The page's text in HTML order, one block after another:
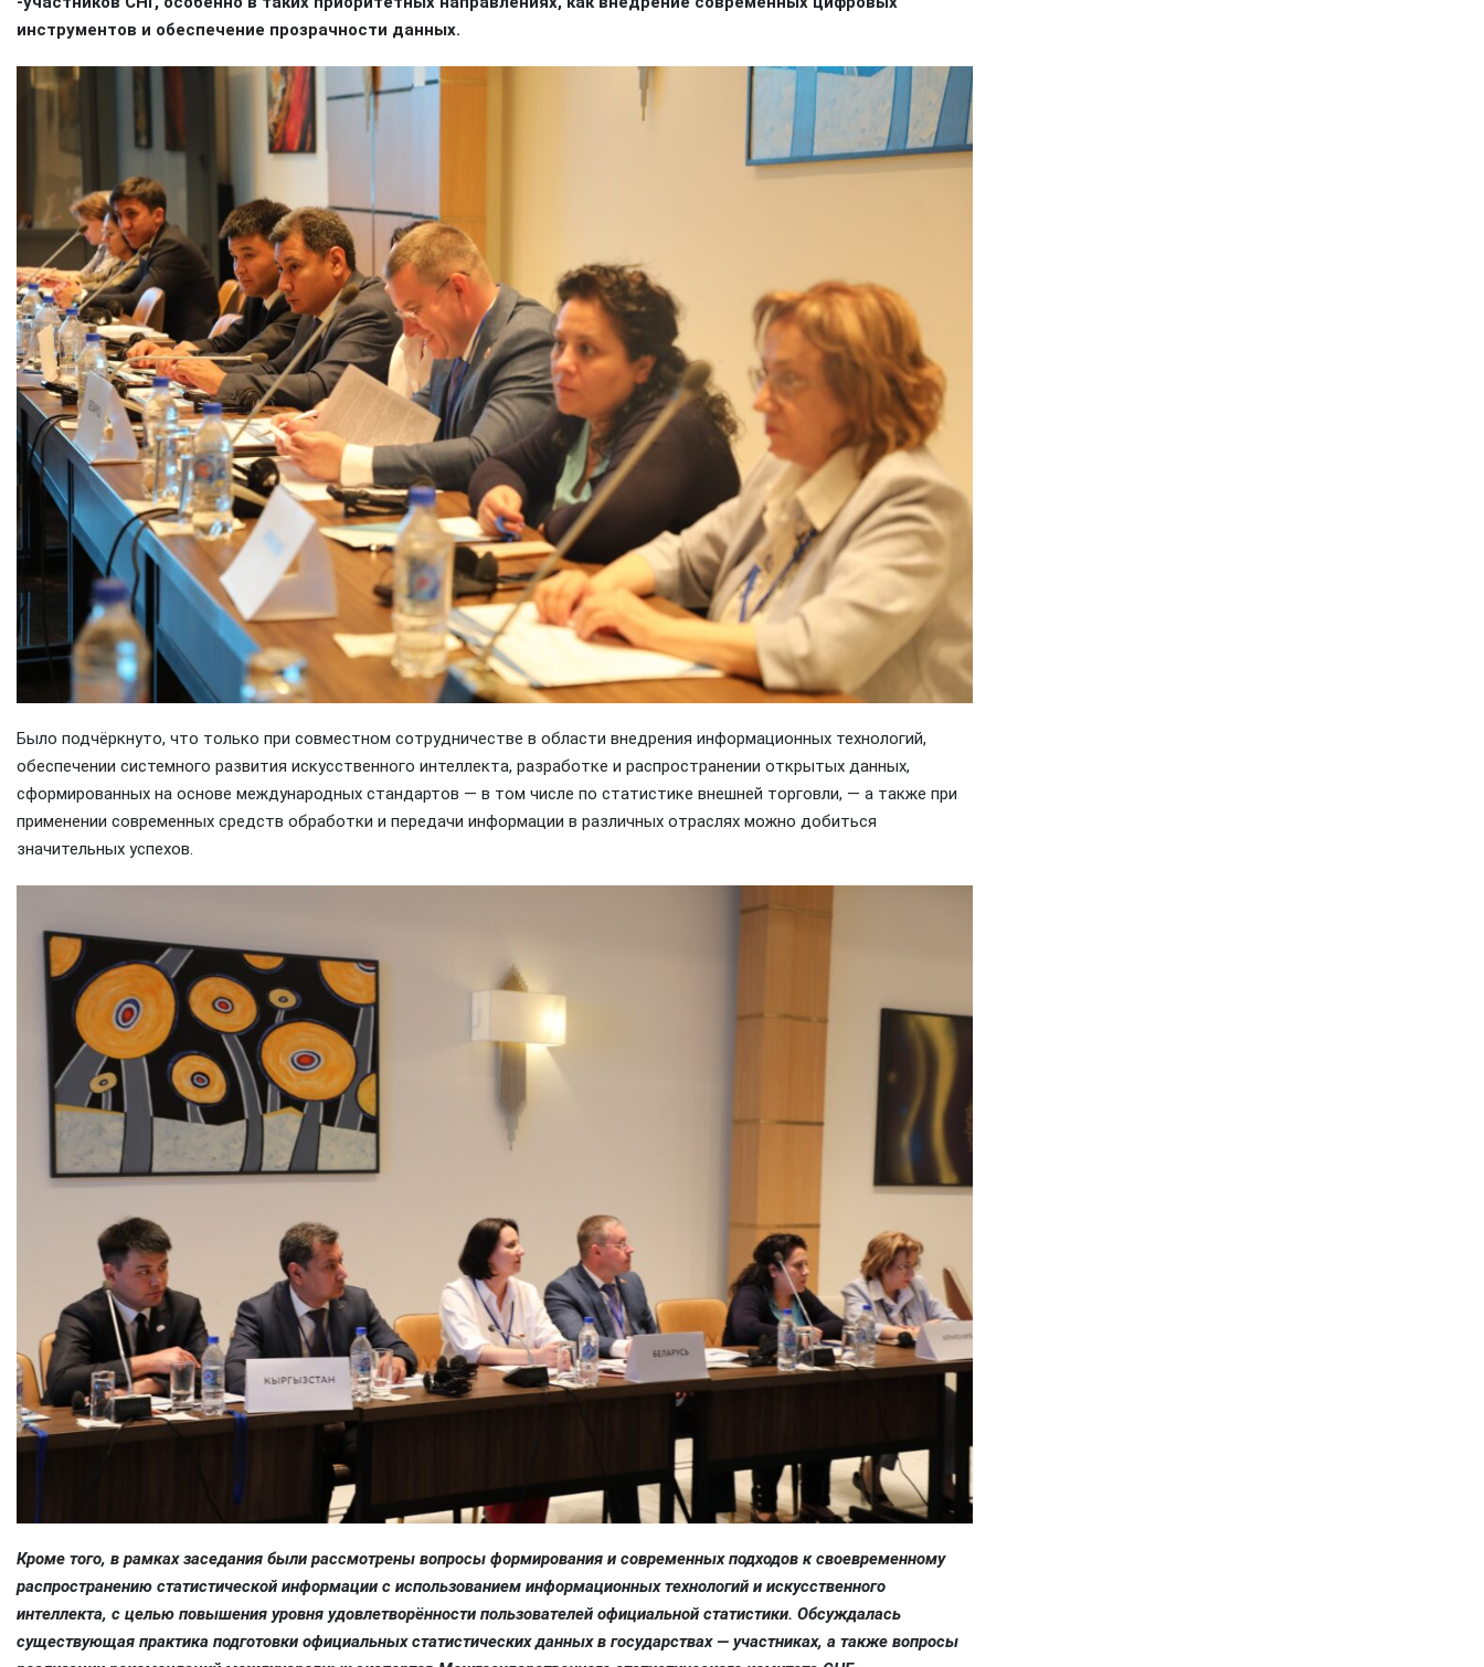
инструментов и обеспечение прозрачности данных.
Было подчёркнуто, что только при совместном сотрудничестве в области внедрения информационных технологий,
обеспечении системного развития искусственного интеллекта, разработке и распространении открытых данных,
сформированных на основе международных стандартов — в том числе по статистике внешней торговли, — а также при
применении современных средств обработки и передачи информации в различных отраслях можно добиться
значительных успехов.
Кроме того, в рамках заседания были рассмотрены вопросы формирования и современных подходов к своевременному
распространению статистической информации с использованием информационных технологий и искусственного
интеллекта, с целью повышения уровня удовлетворённости пользователей официальной статистики. Обсуждалась
существующая практика подготовки официальных статистических данных в государствах — участниках, а также вопросы